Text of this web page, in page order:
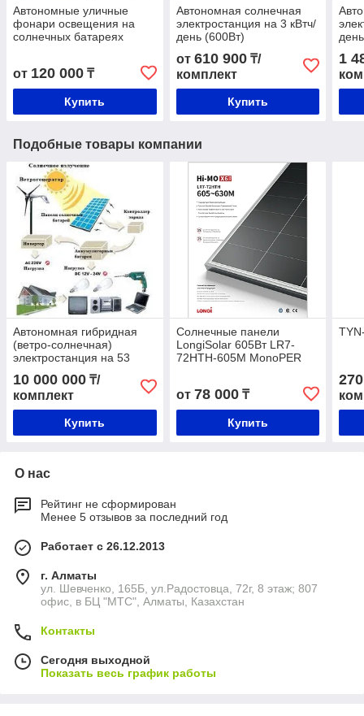
Автономные уличные
фонари освещения на
солнечных батареях
от 120 000 ₸
Купить
Автономная солнечная
электростанция на 3 кВтч/
день (600Вт)
от 610 900₸/
комплект
Купить
1
Подобные товары компании
Автономная гибридная
(ветро-солнечная)
электростанция на 53
кВтч/день (10,1 кВт)
10 000 000 ₸/
комплект
Купить
Солнечные панели
LongiSolar 605Вт LR7-
72HTH-605M MonoPER
от 78 000₸
Купить
О нас
Рейтинг не сформирован
Менее 5 отзывов за последний год
Работает с 26.12.2013
г. Алматы
ул. Шевченко, 165Б, ул.​Радостовца, 72г, 8 этаж; 807
офис, в БЦ "МТС", Алматы, Казахстан
Контакты
Сегодня выходной
Показать весь график работы